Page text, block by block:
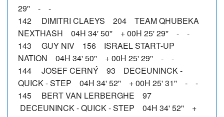
29'' - -
142 DIMITRI CLAEYS 204 TEAM QHUBEKA
NEXTHASH 04H 34' 50'' + 00H 25' 29'' - -
143 GUY NIV 156 ISRAEL START-UP
NATION 04H 34' 50'' + 00H 25' 29'' - -
144 JOSEF CERNÝ 93 DECEUNINCK -
QUICK - STEP 04H 34' 52'' + 00H 25' 31'' - -
145 BERT VAN LERBERGHE 97
DECEUNINCK - QUICK - STEP 04H 34' 52'' +